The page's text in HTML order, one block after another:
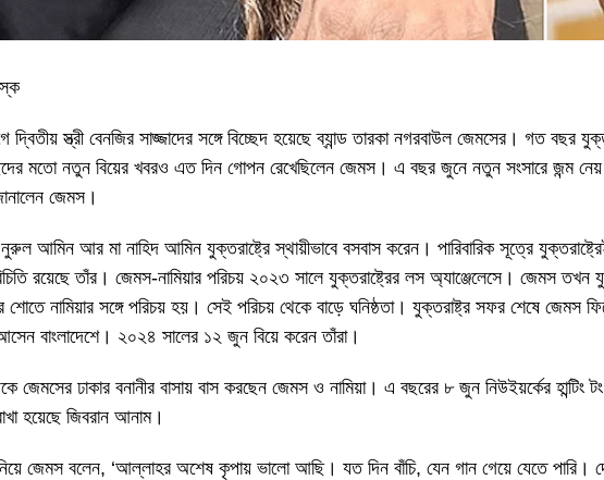
স্ত্রী বেনজির সাজ্জাদের সঙ্গে বিচ্ছেদ হয়েছে ব্যান্ড তারকা নগরবাউল জেমসের। গত বছর
মতো নতুন বিয়ের খবরও এত দিন গোপন রেখেছিলেন জেমস। এ বছর জুনে নতুন সংসারে জন্ম
জেমস।
নুরুল আমিন আর মা নাহিদ আমিন যুক্তরাষ্ট্রে স্থায়ীভাবে বসবাস করেন। পারিবারিক সূত্রে
রয়েছে তাঁর। জেমস-নামিয়ার পরিচয় ২০২৩ সালে যুক্তরাষ্ট্রের লস অ্যাঞ্জেলেসে। জেমস
শোতে নামিয়ার সঙ্গে পরিচয় হয়। সেই পরিচয় থেকে বাড়ে ঘনিষ্ঠতা। যুক্তরাষ্ট্র সফর শেষে জেমস
বাংলাদেশে। ২০২৪ সালের ১২ জুন বিয়ে করেন তাঁরা।
জেমসের ঢাকার বনানীর বাসায় বাস করছেন জেমস ও নামিয়া। এ বছরের ৮ জুন নিউইয়র্কের হান্টিং
হয়েছে জিবরান আনাম।
জেমস বলেন, ‘আল্লাহর অশেষ কৃপায় ভালো আছি। যত দিন বাঁচি, যেন গান গেয়ে যেতে পারি।